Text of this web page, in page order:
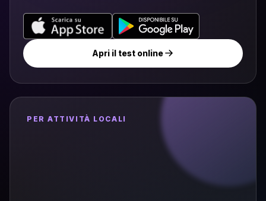
Apri il test online
PER ATTIVITÀ LOCALI